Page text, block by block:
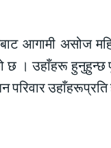
आगामी असोज
। उहाँहरू हुनुहुन्छ
परिवार